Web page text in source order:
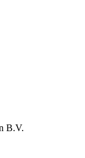
B.V.